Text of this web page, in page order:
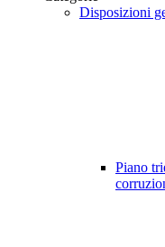
Disposizioni
Piano